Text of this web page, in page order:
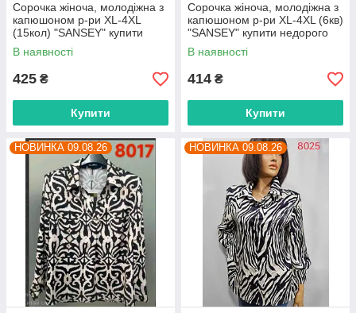
Сорочка жіноча, молодіжна з
капюшоном р-ри XL-4XL
(15кол) "SANSEY" купити
недорого від прямого
постачальника
В наявності
425 ₴
Купити
Сорочка жіноча, молодіжна з
капюшоном р-ри XL-4XL (6кв)
"SANSEY" купити недорого
від прямого постачальника
В наявності
414 ₴
Купити
НОВИНКА 09.08.26 НОВИНКА 09.08.26